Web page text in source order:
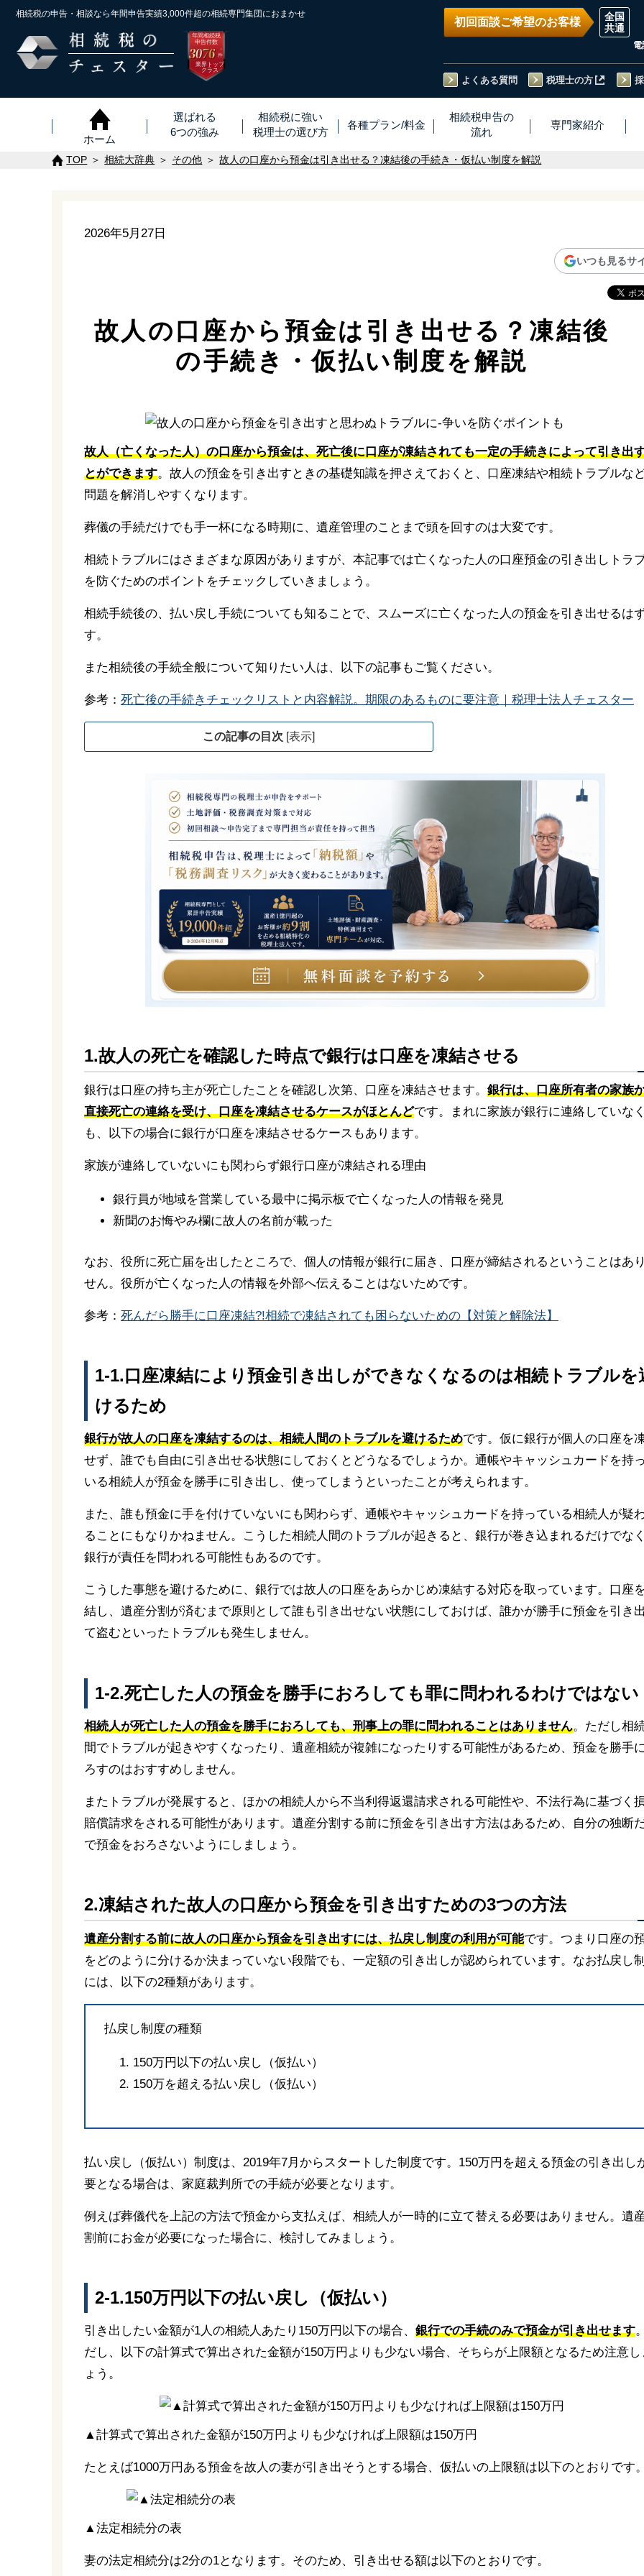
相続税の申告・相談なら年間申告実績3,000件超の相続専門集団におまかせ
年間相続税
申告件数
3076 ※
件
業界トップ
クラス
初回面談ご希望のお客様
よくある質問 税理士の方
ホーム
選ばれる
6つの強み
相続税に強い
税理士の選び方
各種プラン/料金
相続税申告の
流れ
専門家紹介
TOP 相続大辞典 その他 故人の口座から預金は引き出せる？凍結後の手続き・仮払い制度を解説
2026年5月27日
いつも見るサ
故人の口座から預金は引き出せる？凍結後
の手続き・仮払い制度を解説
故人（亡くなった人）の口座から預金は、死亡後に口座が凍結されても一定の手続きによって引き出
とができます。故人の預金を引き出すときの基礎知識を押さえておくと、口座凍結や相続トラブルな
問題を解消しやすくなります。
葬儀の手続だけでも手一杯になる時期に、遺産管理のことまで頭を回すのは大変です。
相続トラブルにはさまざまな原因がありますが、本記事では亡くなった人の口座預金の引き出しトラ
を防ぐためのポイントをチェックしていきましょう。
相続手続後の、払い戻し手続についても知ることで、スムーズに亡くなった人の預金を引き出せるは
す。
また相続後の手続全般について知りたい人は、以下の記事もご覧ください。
参考： 死亡後の手続きチェックリストと内容解説。期限のあるものに要注意｜税理士法人チェスター
この記事の目次 [表示]
1.故人の死亡を確認した時点で銀行は口座を凍結させる
銀行は口座の持ち主が死亡したことを確認し次第、口座を凍結させます。 銀行は、口座所有者の家族
直接死亡の連絡を受け、口座を凍結させるケースがほとんどです。まれに家族が銀行に連絡していな
も、以下の場合に銀行が口座を凍結させるケースもあります。
家族が連絡していないにも関わらず銀行口座が凍結される理由
銀行員が地域を営業している最中に掲示板で亡くなった人の情報を発見
新聞のお悔やみ欄に故人の名前が載った
なお、役所に死亡届を出したところで、個人の情報が銀行に届き、口座が締結されるということはあ
せん。役所が亡くなった人の情報を外部へ伝えることはないためです。
参考： 死んだら勝手に口座凍結?!相続で凍結されても困らないための【対策と解除法】
1-1.口座凍結により預金引き出しができなくなるのは相続トラブルを
けるため
銀行が故人の口座を凍結するのは、相続人間のトラブルを避けるためです。仮に銀行が個人の口座を
せず、誰でも自由に引き出せる状態にしておくとどうなるでしょうか。通帳やキャッシュカードを持
いる相続人が預金を勝手に引き出し、使ってしまうといったことが考えられます。
また、誰も預金に手を付けていないにも関わらず、通帳やキャッシュカードを持っている相続人が疑
ることにもなりかねません。こうした相続人間のトラブルが起きると、銀行が巻き込まれるだけでなく
銀行が責任を問われる可能性もあるのです。
こうした事態を避けるために、銀行では故人の口座をあらかじめ凍結する対応を取っています。口座
結し、遺産分割が済むまで原則として誰も引き出せない状態にしておけば、誰かが勝手に預金を引き
て盗むといったトラブルも発生しません。
1-2.死亡した人の預金を勝手におろしても罪に問われるわけではない
相続人が死亡した人の預金を勝手におろしても、刑事上の罪に問われることはありません。ただし相
間でトラブルが起きやすくなったり、遺産相続が複雑になったりする可能性があるため、預金を勝手
ろすのはおすすめしません。
またトラブルが発展すると、ほかの相続人から不当利得返還請求される可能性や、不法行為に基づく
賠償請求をされる可能性があります。遺産分割する前に預金を引き出す方法はあるため、自分の独断
で預金をおろさないようにしましょう。
2.凍結された故人の口座から預金を引き出すための3つの方法
遺産分割する前に故人の口座から預金を引き出すには、払戻し制度の利用が可能です。つまり口座の
をどのように分けるか決まっていない段階でも、一定額の引き出しが認められています。なお払戻し
には、以下の2種類があります。
払戻し制度の種類
150万円以下の払い戻し（仮払い）
150万を超える払い戻し（仮払い）
払い戻し（仮払い）制度は、2019年7月からスタートした制度です。150万円を超える預金の引き出し
要となる場合は、家庭裁判所での手続が必要となります。
例えば葬儀代を上記の方法で預金から支払えば、相続人が一時的に立て替える必要はありません。遺
割前にお金が必要になった場合に、検討してみましょう。
2-1.150万円以下の払い戻し（仮払い）
引き出したい金額が1人の相続人あたり150万円以下の場合、 銀行での手続のみで預金が引き出せます
だし、以下の計算式で算出された金額が150万円よりも少ない場合、そちらが上限額となるため注意し
ょう。
▲計算式で算出された金額が150万円よりも少なければ上限額は150万円
たとえば1000万円ある預金を故人の妻が引き出そうとする場合、仮払いの上限額は以下のとおりです。
▲法定相続分の表
妻の法定相続分は2分の1となります。そのため、引き出せる額は以下のとおりです。